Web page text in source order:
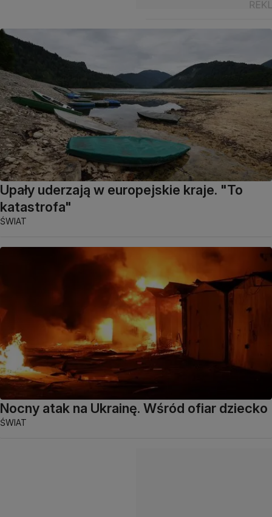
Upały uderzają w europejskie kraje. "To
katastrofa"
ŚWIAT
Nocny atak na Ukrainę. Wśród ofiar dziecko
ŚWIAT